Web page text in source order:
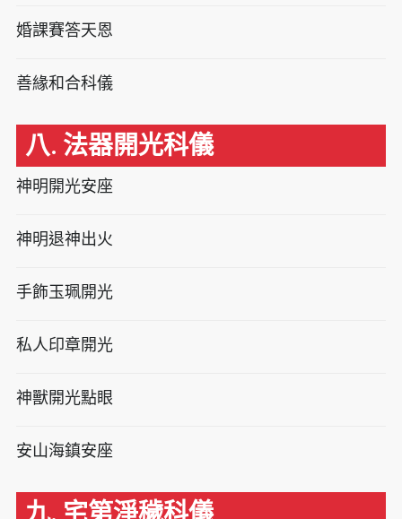
婚課賽答天恩
善緣和合科儀
八. 法器開光科儀
神明開光安座
神明退神出火
手飾玉珮開光
私人印章開光
神獸開光點眼
安山海鎮安座